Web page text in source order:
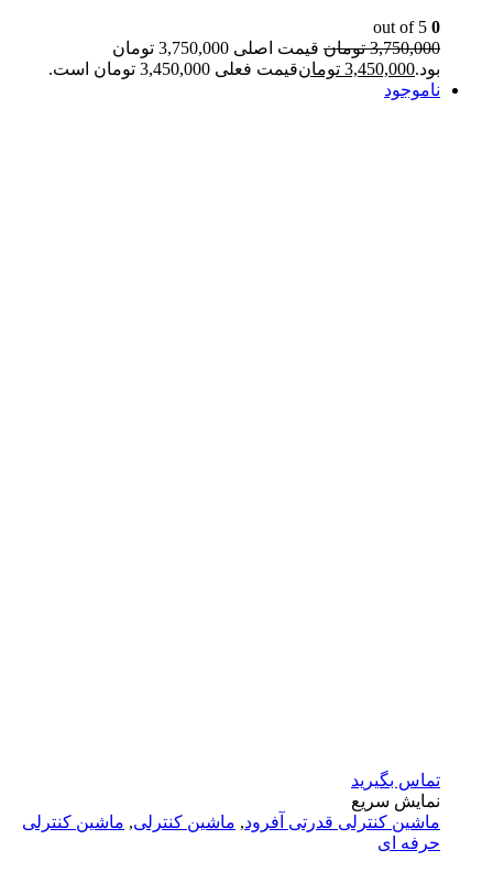
0
3,750,000 تومان
قیمت اصلی 3,750,000 تومان
بود.3,450,000 تومانقیمت فعلی 3,450,000 تومان است.
ناموجود
تماس بگیرید
نمایش سریع
ماشين كنترلى قدرتى آفرود, ماشین کنترلی, ماشین کنترلی
حرفه ای